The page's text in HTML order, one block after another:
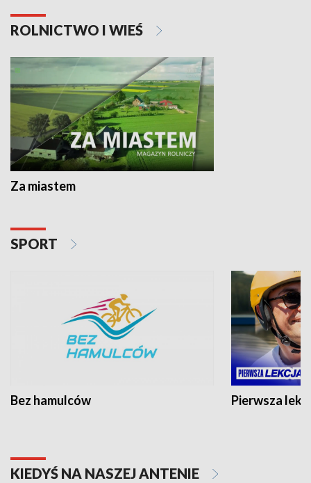
ROLNICTWO I WIEŚ
Za miastem
SPORT
Bez hamulców Pierwsza
KIEDYŚ NA NASZEJ ANTENIE